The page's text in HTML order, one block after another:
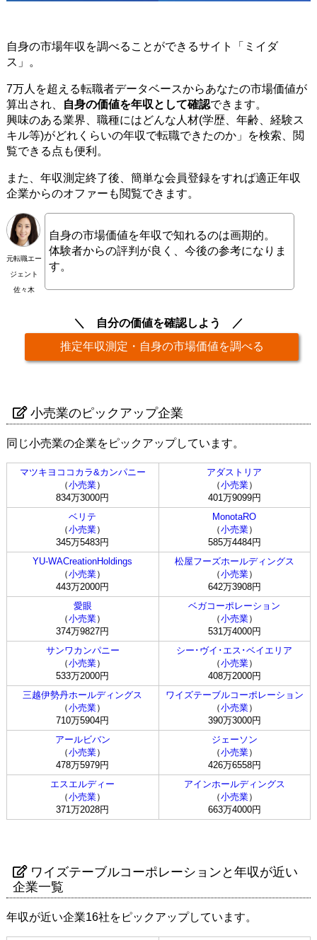
自身の市場年収を調べることができるサイト「ミイダ
ス」。
7万人を超える転職者データベースからあなたの市場価値が
算出され、
自身の価値を年収として確認できます。
興味のある業界、職種にはどんな人材(学歴、年齢、経験ス
キル等)がどれくらいの年収で転職できたのか」を検索、閲
覧できる点も便利。
また、年収測定終了後、簡単な会員登録をすれば適正年収
企業からのオファーも閲覧できます。
元転職エー
ジェント
佐々木
自身の市場価値を年収で知れるのは画期的。
体験者からの評判が良く、今後の参考になりま
す。
自分の価値を確認しよう
推定年収測定・自身の市場価値を調べる
小売業のピックアップ企業
同じ小売業の企業をピックアップしています。
マツキヨココカラ&カンパニー
（小売業）
834万3000円
アダストリア
（小売業）
401万9099円
ベリテ
（小売業）
345万5483円
MonotaRO
（小売業）
585万4484円
YU-WACreationHoldings
（小売業）
443万2000円
松屋フーズホールディングス
（小売業）
642万3908円
愛眼
（小売業）
374万9827円
ベガコーポレーション
（小売業）
531万4000円
サンワカンパニー
（小売業）
533万2000円
シー･ヴイ･エス･ベイエリア
（小売業）
408万2000円
三越伊勢丹ホールディングス
（小売業）
710万5904円
ワイズテーブルコーポレーション
（小売業）
390万3000円
アールビバン
（小売業）
478万5979円
ジェーソン
（小売業）
426万6558円
エスエルディー
（小売業）
371万2028円
アインホールディングス
（小売業）
663万4000円
ワイズテーブルコーポレーションと年収が近い
企業一覧
年収が近い企業16社をピックアップしています。